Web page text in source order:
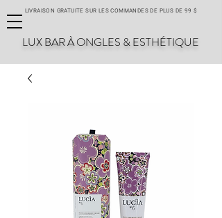
LIVRAISON GRATUITE SUR LES COMMANDES DE PLUS DE 99 $
LUX BAR À ONGLES & ESTHÉTIQUE